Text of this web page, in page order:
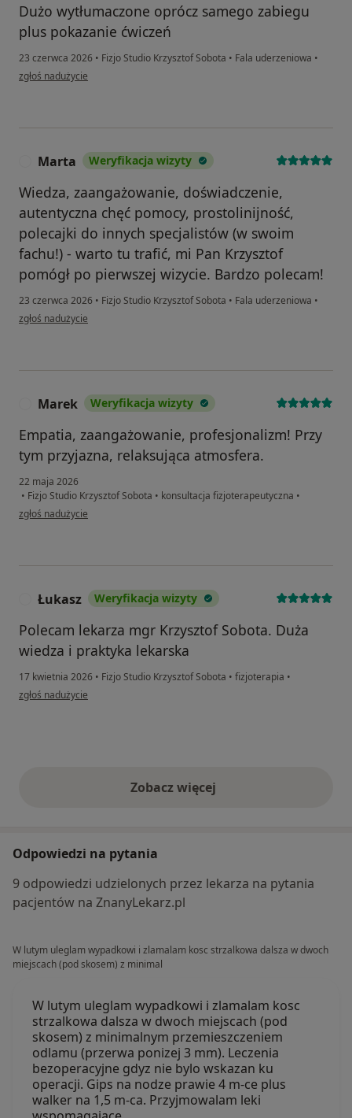
Dużo wytłumaczone oprócz samego zabiegu
plus pokazanie ćwiczeń
23 czerwca 2026 • Fizjo Studio Krzysztof Sobota • Fala uderzeniowa •
w opinii użytkownika Sylwia
zgłoś nadużycie
Marta Weryfikacja wizyty
Wiedza, zaangażowanie, doświadczenie,
autentyczna chęć pomocy, prostolinijność,
polecajki do innych specjalistów (w swoim
fachu!) - warto tu trafić, mi Pan Krzysztof
pomógł po pierwszej wizycie. Bardzo polecam!
23 czerwca 2026 • Fizjo Studio Krzysztof Sobota • Fala uderzeniowa •
w opinii użytkownika Marta
zgłoś nadużycie
Marek Weryfikacja wizyty
Empatia, zaangażowanie, profesjonalizm! Przy
tym przyjazna, relaksująca atmosfera.
22 maja 2026
• Fizjo Studio Krzysztof Sobota • konsultacja fizjoterapeutyczna •
w opinii użytkownika Marek
zgłoś nadużycie
Łukasz Weryfikacja wizyty
Polecam lekarza mgr Krzysztof Sobota. Duża
wiedza i praktyka lekarska
17 kwietnia 2026 • Fizjo Studio Krzysztof Sobota • fizjoterapia •
w opinii użytkownika Łukasz
zgłoś nadużycie
Zobacz więcejopinie powyżej
Odpowiedzi na pytania
9 odpowiedzi udzielonych przez lekarza na pytania
pacjentów na ZnanyLekarz.pl
W lutym uleglam wypadkowi i zlamalam kosc strzalkowa dalsza w dwoch
miejscach (pod skosem) z minimal
W lutym uleglam wypadkowi i zlamalam kosc
strzalkowa dalsza w dwoch miejscach (pod
skosem) z minimalnym przemieszczeniem
odlamu (przerwa ponizej 3 mm). Leczenia
bezoperacyjne gdyz nie bylo wskazan ku
operacji. Gips na nodze prawie 4 m-ce plus
walker na 1,5 m-ca. Przyjmowalam leki